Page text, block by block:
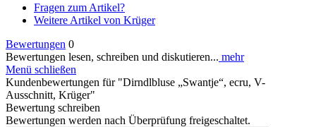
Fragen zum Artikel?
Weitere Artikel von Krüger
Bewertungen 0
Bewertungen lesen, schreiben und diskutieren... mehr
Menü schließen
Kundenbewertungen für "Dirndlbluse „Swantje“, ecru, V-
Ausschnitt, Krüger"
Bewertung schreiben
Bewertungen werden nach Überprüfung freigeschaltet.